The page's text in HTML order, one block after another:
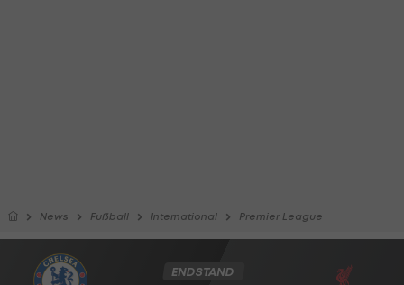
News Fußball International Premier League
ENDSTAND